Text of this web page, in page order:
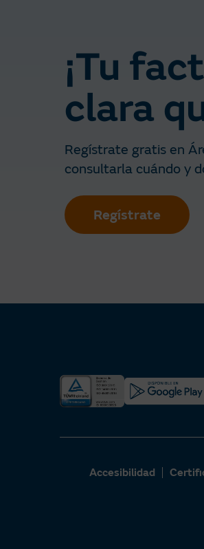
¡Tu
clara
Regístrate gratis en
consultarla cuándo y
Regístrate
Accesibilidad